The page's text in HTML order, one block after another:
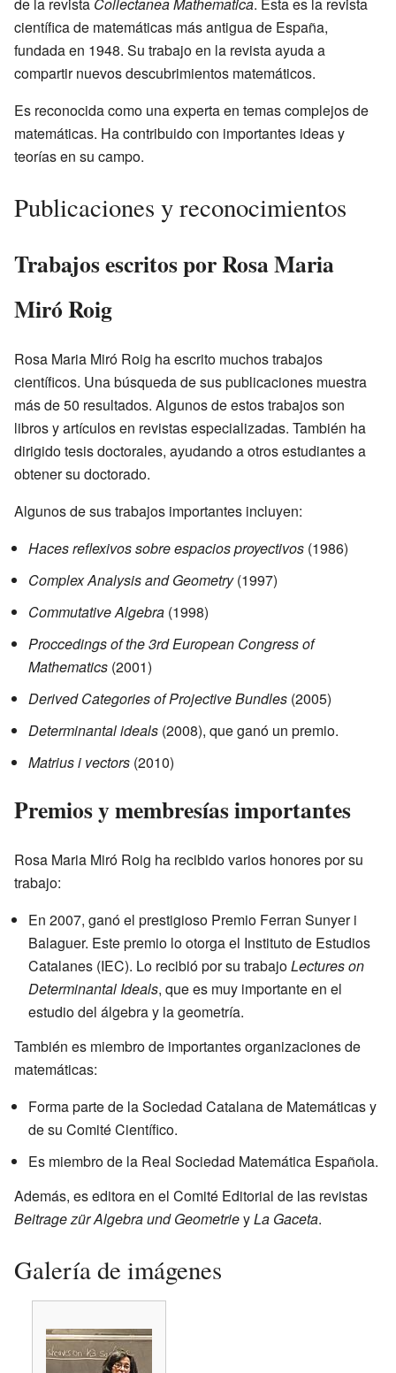
de la revista Collectanea Mathematica. Esta es la revista
científica de matemáticas más antigua de España,
fundada en 1948. Su trabajo en la revista ayuda a
compartir nuevos descubrimientos matemáticos.
Es reconocida como una experta en temas complejos de
matemáticas. Ha contribuido con importantes ideas y
teorías en su campo.
Publicaciones y reconocimientos
Trabajos escritos por Rosa Maria
Miró Roig
Rosa Maria Miró Roig ha escrito muchos trabajos
científicos. Una búsqueda de sus publicaciones muestra
más de 50 resultados. Algunos de estos trabajos son
libros y artículos en revistas especializadas. También ha
dirigido tesis doctorales, ayudando a otros estudiantes a
obtener su doctorado.
Algunos de sus trabajos importantes incluyen:
Haces reflexivos sobre espacios proyectivos (1986)
Complex Analysis and Geometry(1997)
Commutative Algebra (1998)
Proccedings of the 3rd European Congress of
Mathematics (2001)
Derived Categories of Projective Bundles (2005)
Determinantal ideals (2008), que ganó un premio.
Matrius i vectors (2010)
Premios y membresías importantes
Rosa Maria Miró Roig ha recibido varios honores por su
trabajo:
En 2007, ganó el prestigioso Premio Ferran Sunyer i
Balaguer. Este premio lo otorga el Instituto de Estudios
Catalanes (IEC). Lo recibió por su trabajoLectures on
Determinantal Ideals, que es muy importante en el
estudio del álgebra y la geometría.
También es miembro de importantes organizaciones de
matemáticas:
Forma parte de la Sociedad Catalana de Matemáticas y
de su Comité Científico.
Es miembro de la Real Sociedad Matemática Española.
Además, es editora en el Comité Editorial de las revistas
Beitrage zür Algebra und GeometrieyLa Gaceta.
Galería de imágenes